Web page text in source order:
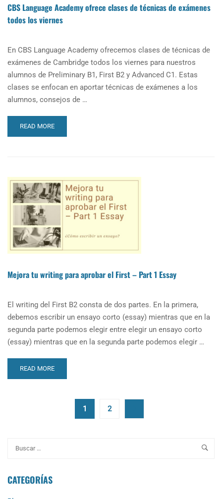
CBS Language Academy ofrece clases de técnicas de exámenes
todos los viernes
En CBS Language Academy ofrecemos clases de técnicas de
exámenes de Cambridge todos los viernes para nuestros
alumnos de Preliminary B1, First B2 y Advanced C1. Estas
clases se enfocan en aportar técnicas de exámenes a los
alumnos, consejos de …
READ
MORE
ACADEMY
OFRECE
CLASES
DE
TÉCNICAS
DE
EXÁMENES
TODOS
LOS
READ MORE
Mejora tu writing para aprobar el First – Part 1 Essay
El writing del First B2 consta de dos partes. En la primera,
debemos escribir un ensayo corto (essay) mientras que en la
segunda parte podemos elegir entre elegir un ensayo corto
(essay) mientras que en la segunda parte podemos elegir …
READ
MORE
EL
PART
READ MORE
1 2
CATEGORÍAS